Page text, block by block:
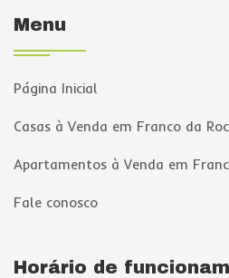
Menu
Página Inicial
Casas à Venda em Franco da
Apartamentos à Venda em
Fale conosco
Horário de